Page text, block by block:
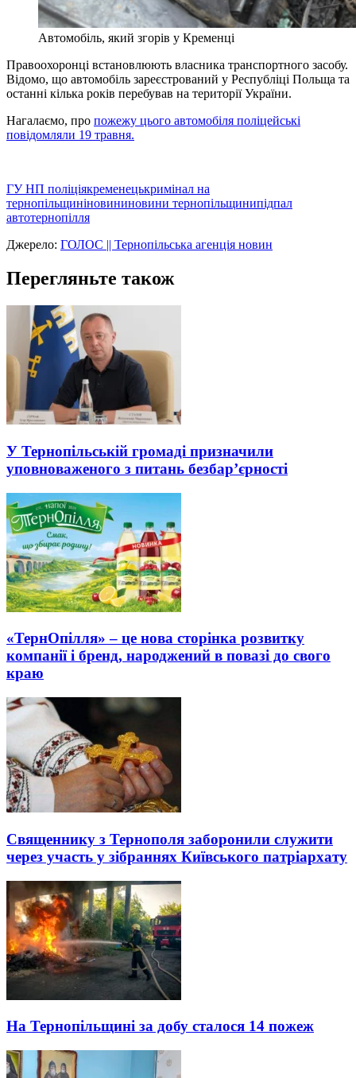
Автомобіль, який згорів у Кременці
Правоохоронці встановлюють власника транспортного засобу.
Відомо, що автомобіль зареєстрований у Республіці Польща та
останні кілька років перебував на території України.
Нагалаємо, про пожежу цього автомобіля поліцейські
повідомляли 19 травня.
ГУ НП поліціякременецькримінал на
тернопільщиніновининовини тернопільщинипідпал
автотернопілля
Джерело: ГОЛОС || Тернопільська агенція новин
Перегляньте також
У Тернопільській громаді призначили
уповноваженого з питань безбар’єрності
«ТернОпілля» – це нова сторінка розвитку
компанії і бренд, народжений в повазі до свого
краю
Священнику з Тернополя заборонили служити
через участь у зібраннях Київського патріархату
На Тернопільщині за добу сталося 14 пожеж